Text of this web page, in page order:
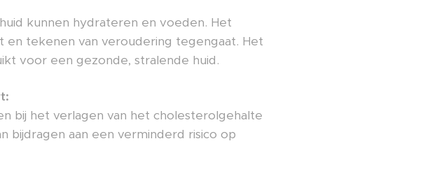
kunnen hydrateren en voeden. Het
en tekenen van veroudering tegengaat. Het
voor een gezonde, stralende huid.
bij het verlagen van het cholesterolgehalte
bijdragen aan een verminderd risico op